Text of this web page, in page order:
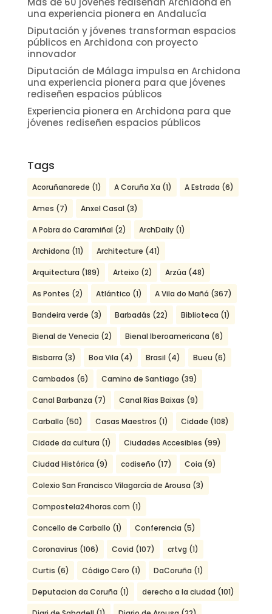
una experiencia pionera en Andalucía
Diputación y jóvenes transforman espacios
públicos en Archidona con proyecto
innovador
Diputación de Málaga impulsa en Archidona
una experiencia pionera para que jóvenes
rediseñen espacios públicos
Experiencia pionera en Archidona para que
jóvenes rediseñen espacios públicos
Tags
Acoruñanarede (1) A Coruña Xa (1) A Estrada (6)
Ames (7) Anxel Casal (3)
A Pobra do Caramiñal (2) ArchDaily(1)
Archidona (11) Architecture (41)
Arquitectura (189) Arteixo (2) Arzúa (48)
As Pontes (2) Atlántico (1) A Vila do Mañá (367)
Bandeira verde (3) Barbadás (22) Biblioteca (1)
Bienal de Venecia (2) Bienal Iberoamericana (6)
Bisbarra (3) Boa Vila (4) Brasil (4) Bueu (6)
Cambados (6) Camino de Santiago (39)
Canal Barbanza (7) Canal Rías Baixas (9)
Carballo (50) Casas Maestros (1) Cidade (108)
Cidade da cultura (1) Ciudades Accesibles (99)
Ciudad Histórica (9) codiseño (17) Coia (9)
Colexio San Francisco Vilagarcía de Arousa (3)
Compostela24horas.com (1)
Concello de Carballo (1) Conferencia (5)
Coronavirus (106) Covid (107) crtvg (1)
Curtis (6) Código Cero (1) DaCoruña (1)
Deputacion da Coruña (1) derecho a la ciudad (101)